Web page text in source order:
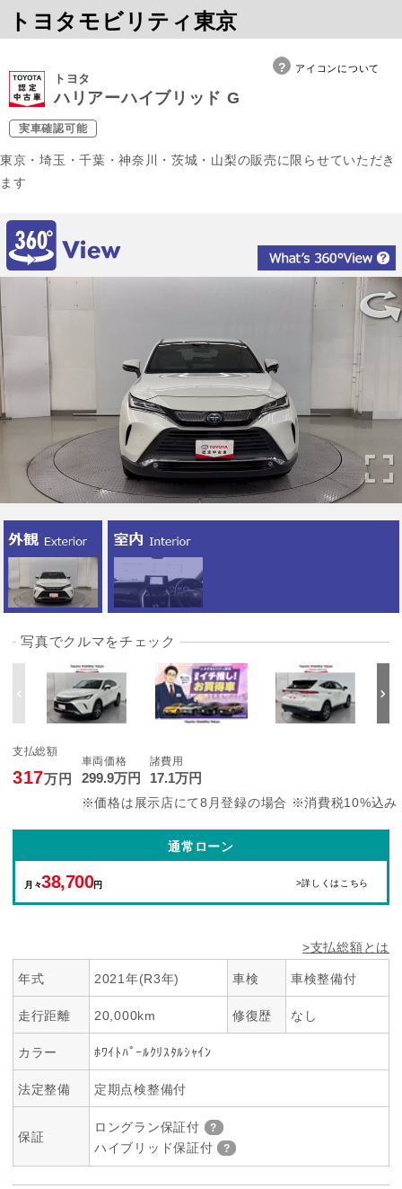
トヨタモビリティ東京
アイコンについて
トヨタ
ハリアーハイブリッド G
実車確認可能
東京・埼玉・千葉・神奈川・茨城・山梨の販売に限らせていただき
ます
写真でクルマをチェック
支払総額
317万円
車両価格
299.9万円
諸費用
17.1万円
※価格は展示店にて8月登録の場合 ※消費税10%込み
通常ローン
月々38,700円 >詳しくはこちら
>支払総額とは
年式 2021年(R3年) 車検 車検整備付
走行距離 20,000km 修復歴 なし
カラー ﾎﾜｲﾄﾊﾟｰﾙｸﾘｽﾀﾙｼｬｲﾝ
法定整備 定期点検整備付
保証
ロングラン保証付
ハイブリッド保証付